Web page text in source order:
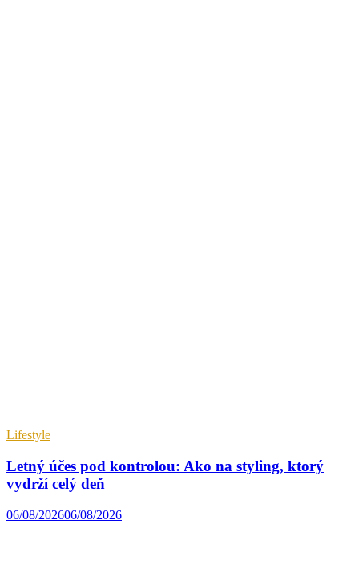
Lifestyle
Letný účes pod kontrolou: Ako na styling, ktorý
vydrží celý deň
06/08/202606/08/2026